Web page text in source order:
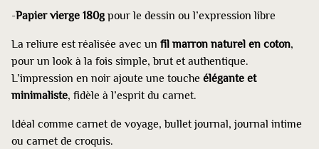
-Papier vierge 180g pour le dessin ou l’expression libre
La reliure est réalisée avec un fil marron naturel en coton,
pour un look à la fois simple, brut et authentique.
L’impression en noir ajoute une touche élégante et
minimaliste, fidèle à l’esprit du carnet.
Idéal comme carnet de voyage, bullet journal, journal intime
ou carnet de croquis.